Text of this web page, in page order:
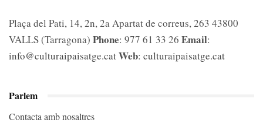
Plaça del Pati, 14, 2n, 2a Apartat de correus, 263 43800
VALLS (Tarragona) Phone: 977 61 33 26 Email:
info@culturaipaisatge.catWeb: culturaipaisatge.cat
Parlem
Contacta amb nosaltres